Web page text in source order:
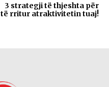
3 strategji të thjeshta për
të rritur atraktivitetin tuaj!